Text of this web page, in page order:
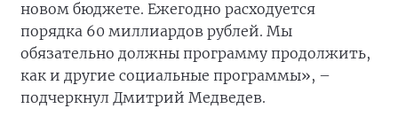
новом бюджете. Ежегодно расходуется
порядка 60 миллиардов рублей. Мы
обязательно должны программу продолжить,
как и другие социальные программы», –
подчеркнул Дмитрий Медведев.